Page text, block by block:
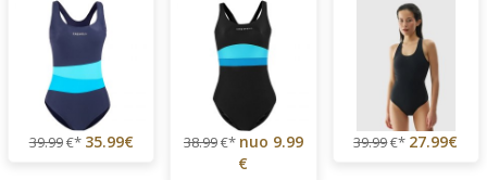
39.99€* 35.99€ 38.99€* nuo 9.99
€
39.99€* 27.99€